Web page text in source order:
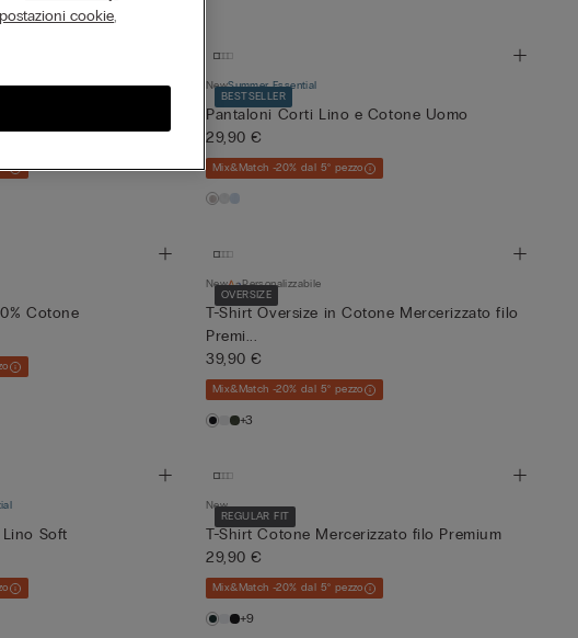
filo Premium
BESTSELLER
NewSummer Essential
Pantaloni Corti Lino e Cotone Uomo
29,90 €
Mix&Match -20% dal 5° pezzo
Cotone
OVERSIZE
New Personalizzabile
T-Shirt Oversize in Cotone Mercerizzato filo
Premi...
39,90 €
Mix&Match -20% dal 5° pezzo
+3
Lino Soft
REGULAR FIT
New
T-Shirt Cotone Mercerizzato filo Premium
29,90 €
Mix&Match -20% dal 5° pezzo
+9
cookie,